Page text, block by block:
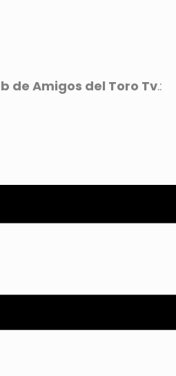
de Amigos del Toro Tv.: